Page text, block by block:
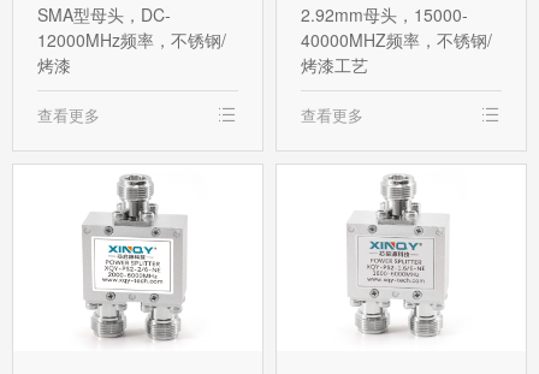
SMA型母头，DC-
12000MHz频率，不锈钢/
烤漆
查看更多
2.92mm母头，15000-
40000MHZ频率，不锈钢/
烤漆工艺
查看更多